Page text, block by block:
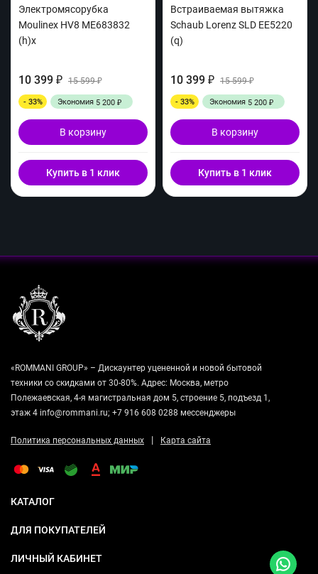
Электромясорубка
Moulinex HV8 ME683832
(h)x
10 399 ₽ 15 599₽
- 33% Экономия 5 200 ₽
В корзину
Купить в 1 клик
Встраиваемая вытяжка
Schaub Lorenz SLD EE5220
(q)
10 399 ₽ 15 599₽
- 33% Экономия 5 200 ₽
В корзину
Купить в 1 клик
«ROMMANI GROUP» – Дискаунтер уцененной и новой бытовой
техники со скидками от 30-80%. Адрес: Москва, метро
Полежаевская, 4-я магистральная дом 5, строение 5, подъезд 1,
этаж 4 info@rommani.ru; +7 916 608 0288 мессенджеры
Политика персональных данных | Карта сайта
КАТАЛОГ
ДЛЯ ПОКУПАТЕЛЕЙ
ЛИЧНЫЙ КАБИНЕТ